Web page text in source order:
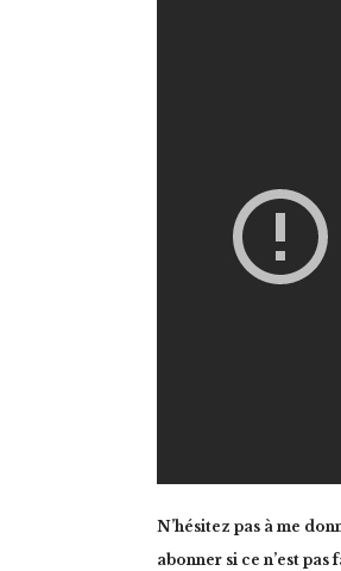
N’hésitez pas à me
abonner si ce n’est pas